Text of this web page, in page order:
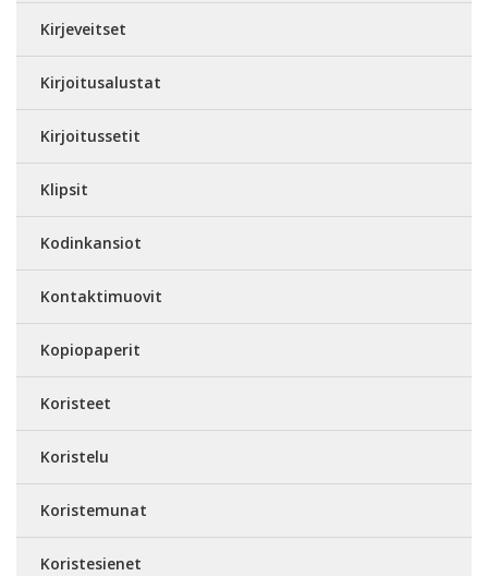
Kirjeveitset
Kirjoitusalustat
Kirjoitussetit
Klipsit
Kodinkansiot
Kontaktimuovit
Kopiopaperit
Koristeet
Koristelu
Koristemunat
Koristesienet